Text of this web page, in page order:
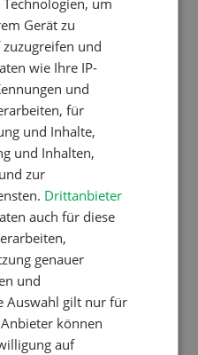
Liste
Fäusten
Sichtigkeit
dem Sack
um
Gerät zu
und
wie Ihre IP-
und
für
und Inhalte,
und Inhalten,
zur
Drittanbieter
auch für diese
genauer
und
Auswahl gilt nur für
können
auf